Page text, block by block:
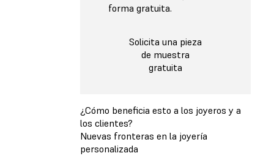
forma gratuita.
Solicita una pieza
de muestra
gratuita
¿Cómo beneficia esto a los joyeros y a
los clientes?
Nuevas fronteras en la joyería
personalizada